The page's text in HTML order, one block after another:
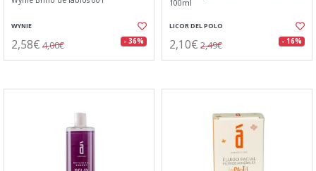
WYNIE
2,58€ 4,00€ - 36%
100ml
LICOR DEL POLO
2,10€ 2,49€ - 16%